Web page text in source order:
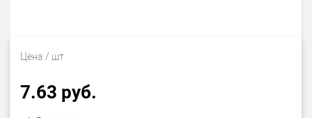
Цена / шт
7.63 руб.